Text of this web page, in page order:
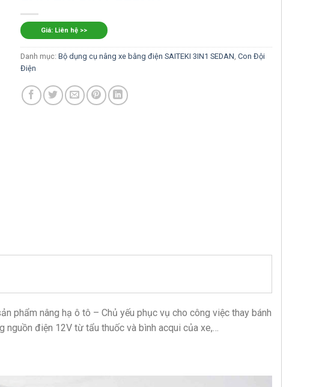
Giá: Liên hệ >>
Danh mục: Bộ dụng cụ nâng xe bằng điện SAITEKI 3IN1 SEDAN Con Đội
Điện
phẩm nâng hạ ô tô – Chủ yếu phục vụ cho công việc thay bánh
điện 12V từ tẩu thuốc và bình acqui của xe,…